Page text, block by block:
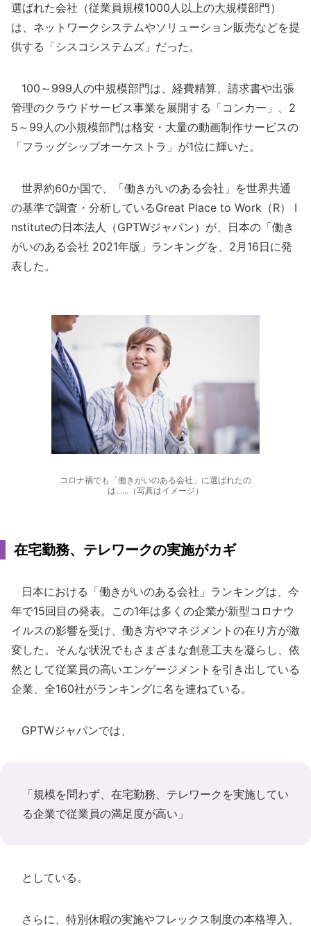
選ばれた会社（従業員規模1000人以上の大規模部門）
は、ネットワークシステムやソリューション販売などを提
供する「シスコシステムズ」だった。
100～999人の中規模部門は、経費精算、請求書や出張
管理のクラウドサービス事業を展開する「コンカー」、2
5～99人の小規模部門は格安・大量の動画制作サービスの
「フラッグシップオーケストラ」が1位に輝いた。
世界約60か国で、「働きがいのある会社」を世界共通
の基準で調査・分析しているGreat Place to Work（R） I
nstituteの日本法人（GPTWジャパン）が、日本の「働き
がいのある会社 2021年版」ランキングを、2月16日に発
表した。
コロナ禍でも「働きがいのある会社」に選ばれたの
は......（写真はイメージ）
在宅勤務、テレワークの実施がカギ
日本における「働きがいのある会社」ランキングは、今
年で15回目の発表。この1年は多くの企業が新型コロナウ
イルスの影響を受け、働き方やマネジメントの在り方が激
変した。そんな状況でもさまざまな創意工夫を凝らし、依
然として従業員の高いエンゲージメントを引き出している
企業、全160社がランキングに名を連ねている。
GPTWジャパンでは、
「規模を問わず、在宅勤務、テレワークを実施してい
る企業で従業員の満足度が高い」
としている。
さらに、特別休暇の実施やフレックス制度の本格導入、